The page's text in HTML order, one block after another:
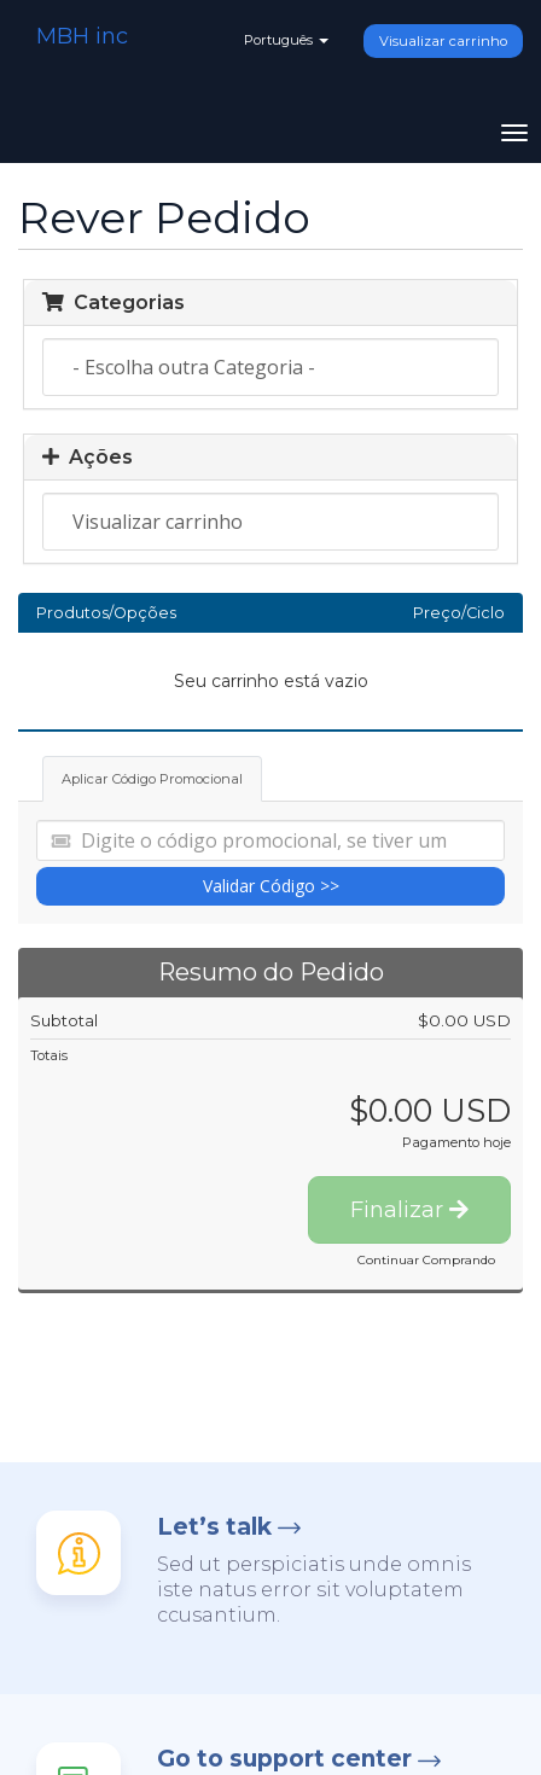
Português Visualizar carrinho
MBH inc
Rever Pedido
Categorias
Ações
Produtos/Opções Preço/Ciclo
Seu carrinho está vazio
Aplicar Código Promocional
Validar Código >>
Resumo do Pedido
Subtotal $0.00 USD
Totais
$0.00 USD
Pagamento hoje
Finalizar
Continuar Comprando
Let’s talk
Sed ut perspiciatis unde omnis
iste natus error sit voluptatem
ccusantium.
Go to support center